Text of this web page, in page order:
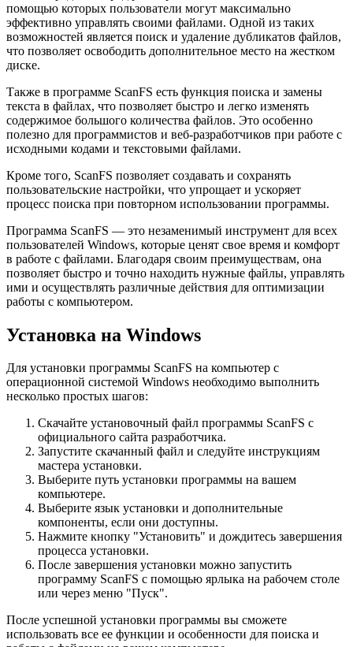
помощью которых пользователи могут максимально
эффективно управлять своими файлами. Одной из таких
возможностей является поиск и удаление дубликатов файлов,
что позволяет освободить дополнительное место на жестком
диске.
Также в программе ScanFS есть функция поиска и замены
текста в файлах, что позволяет быстро и легко изменять
содержимое большого количества файлов. Это особенно
полезно для программистов и веб-разработчиков при работе с
исходными кодами и текстовыми файлами.
Кроме того, ScanFS позволяет создавать и сохранять
пользовательские настройки, что упрощает и ускоряет
процесс поиска при повторном использовании программы.
Программа ScanFS — это незаменимый инструмент для всех
пользователей Windows, которые ценят свое время и комфорт
в работе с файлами. Благодаря своим преимуществам, она
позволяет быстро и точно находить нужные файлы, управлять
ими и осуществлять различные действия для оптимизации
работы с компьютером.
Установка на Windows
Для установки программы ScanFS на компьютер с
операционной системой Windows необходимо выполнить
несколько простых шагов:
Скачайте установочный файл программы ScanFS с
официального сайта разработчика.
Запустите скачанный файл и следуйте инструкциям
мастера установки.
Выберите путь установки программы на вашем
компьютере.
Выберите язык установки и дополнительные
компоненты, если они доступны.
Нажмите кнопку "Установить" и дождитесь завершения
процесса установки.
После завершения установки можно запустить
программу ScanFS с помощью ярлыка на рабочем столе
или через меню "Пуск".
После успешной установки программы вы сможете
использовать все ее функции и особенности для поиска и